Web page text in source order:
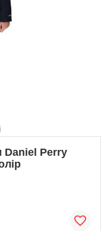
Daniel Perry